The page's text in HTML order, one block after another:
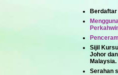
Berdaftar
Sijil
Johor
Malaysia.
Serahan